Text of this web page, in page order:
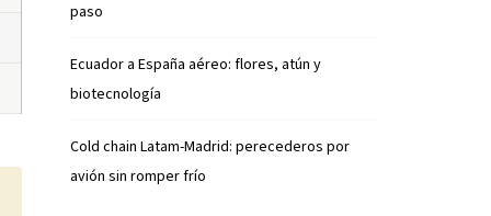
paso
Ecuador a España aéreo: flores, atún y
biotecnología
Cold chain Latam-Madrid: perecederos por
avión sin romper frío